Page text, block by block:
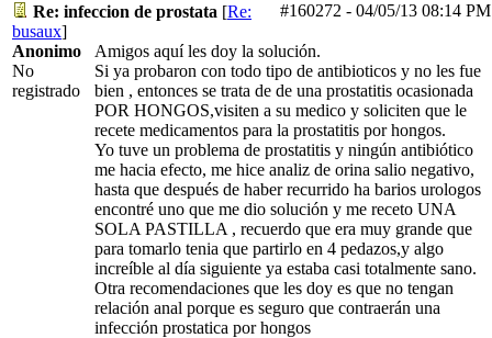
#160272 - 04/05/13 08:14 PM
Re: infeccion de prostata [Re:
busaux]
Anonimo
No
registrado
Amigos aquí les doy la solución.
Si ya probaron con todo tipo de antibioticos y no les fue
bien , entonces se trata de de una prostatitis ocasionada
POR HONGOS,visiten a su medico y soliciten que le
recete medicamentos para la prostatitis por hongos.
Yo tuve un problema de prostatitis y ningún antibiótico
me hacia efecto, me hice analiz de orina salio negativo,
hasta que después de haber recurrido ha barios urologos
encontré uno que me dio solución y me receto UNA
SOLA PASTILLA , recuerdo que era muy grande que
para tomarlo tenia que partirlo en 4 pedazos,y algo
increíble al día siguiente ya estaba casi totalmente sano.
Otra recomendaciones que les doy es que no tengan
relación anal porque es seguro que contraerán una
infección prostatica por hongos